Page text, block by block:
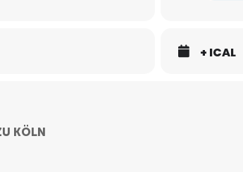
+ ICAL
KÖLN